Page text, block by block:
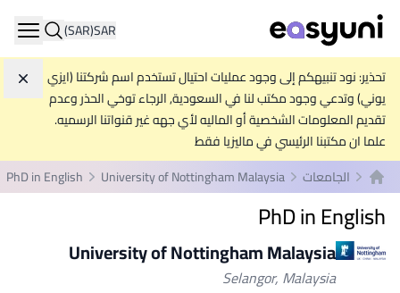
SAR
(SAR)
تحذير: نود تنبيهكم إلى وجود عمليات احتيال تستخدم اسم شركتنا (ايزي
يوني) وتدعي وجود مكتب لنا في السعودية, الرجاء توخي الحذر وعدم
تقديم المعلومات الشخصية أو الماليه لأي جهه غير قنواتنا الرسميه.
علما ان مكتبنا الرئيسي في ماليزيا فقط
الصفحة الرئيسية
الجامعات University of Nottingham Malaysia
PhD in English
PhD in English
University of Nottingham Malaysia
Selangor, Malaysia